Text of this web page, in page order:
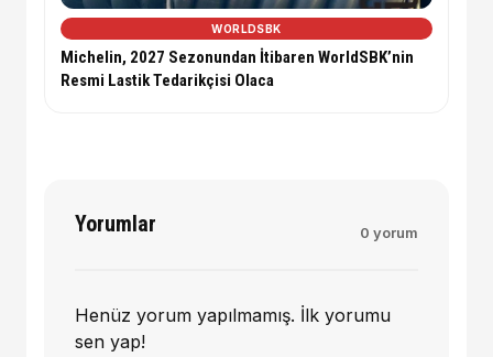
WORLDSBK
Michelin, 2027 Sezonundan İtibaren WorldSBK’nin
Resmi Lastik Tedarikçisi Olaca
Yorumlar 0 yorum
Henüz yorum yapılmamış. İlk yorumu
sen yap!